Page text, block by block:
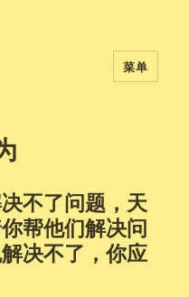
菜单
不了问题，天
帮他们解决问
决不了，你应